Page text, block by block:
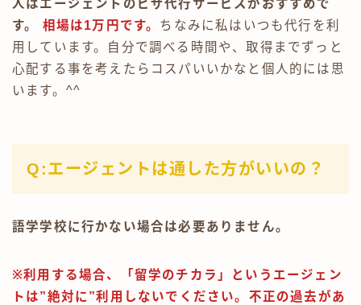
人はエージェントのビザ代行サービスがおすすめで
す。 相場は1万円です。 ちなみに私はいつも代行を利
用しています。自分で調べる時間や、取得までずっと
心配する事を考えたらコスパいいかなと個人的には思
います。^^
Q:エージェントは通した方がいいの？
語学学校に行かない場合は必要ありません。
※利用する場合、「留学のチカラ」というエージェン
トは”絶対に”利用しないでください。不正の過去があ